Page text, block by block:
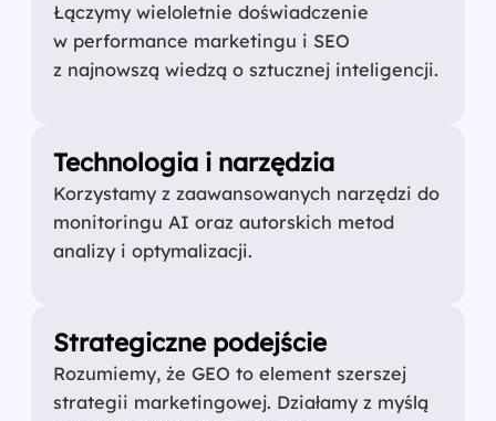
Łączymy wieloletnie doświadczenie
w performance marketingu i SEO
z najnowszą wiedzą o sztucznej inteligencji.
Technologia i narzędzia
Korzystamy z zaawansowanych narzędzi do
monitoringu AI oraz autorskich metod
analizy i optymalizacji.
Strategiczne podejście
Rozumiemy, że GEO to element szerszej
strategii marketingowej. Działamy z myślą